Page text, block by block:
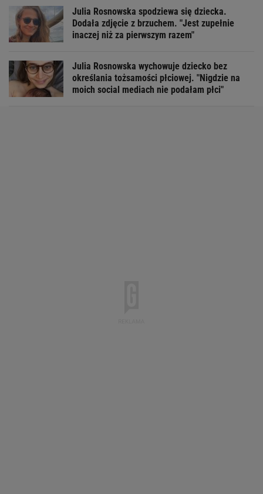
Julia Rosnowska spodziewa się dziecka.
Dodała zdjęcie z brzuchem. "Jest zupełnie
inaczej niż za pierwszym razem"
Julia Rosnowska wychowuje dziecko bez
określania tożsamości płciowej. "Nigdzie na
moich social mediach nie podałam płci"